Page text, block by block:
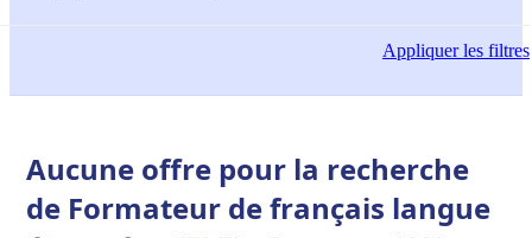
Appliquerles filtres
Aucune offre pour la recherche
de Formateur de français langue